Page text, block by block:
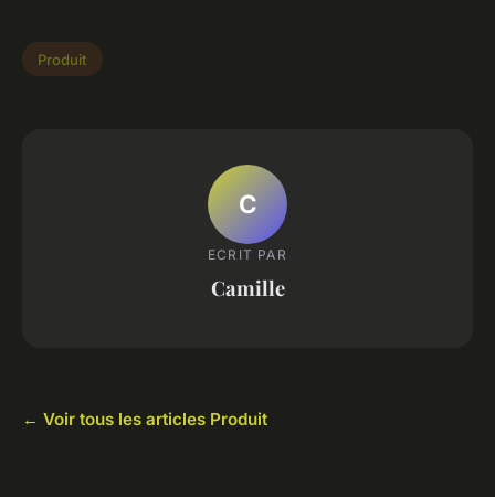
Produit
C
ECRIT PAR
Camille
← Voir tous les articles Produit